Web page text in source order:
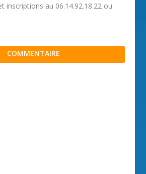
inscriptions au 06.14.92.18.22 ou
COMMENTAIRE